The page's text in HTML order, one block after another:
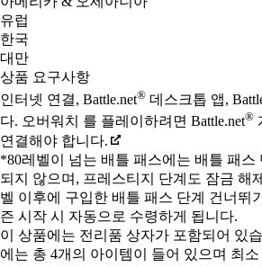
유럽
한국
대만
상품 요구사항
인터넷 연결, Battle.net® 데스크톱 앱,
다. 오버워치 를 플레이하려면 Battle.net®
연결해야 합니다.
*80레벨이 넘는 배틀 패스에는 배틀 패스
되지 않으며, 프레스티지 단계도 잠금 해
벨 이후에 구입한 배틀 패스 단계 건너뛰
즌 시작 시 자동으로 수령하게 됩니다.
이 상품에는 전리품 상자가 포함되어 있
에는 총 4개의 아이템이 들어 있으며 최소